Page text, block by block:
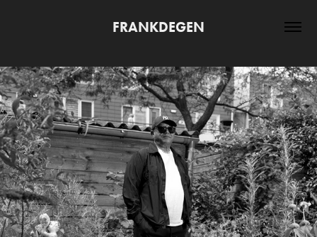
FRANKDEGEN
WIJ(K) VERGROENEN